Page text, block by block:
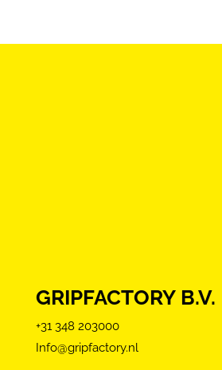
GRIPFACTORY B.V.
+31 348 203000
Info@gripfactory.nl